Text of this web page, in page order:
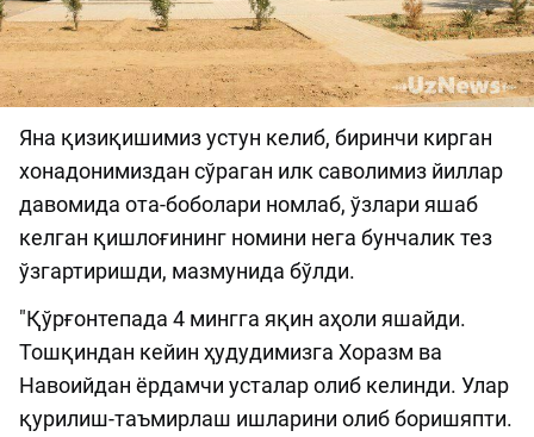
Яна қизиқишимиз устун келиб, биринчи кирган
хонадонимиздан сўраган илк саволимиз йиллар
давомида ота-боболари номлаб, ўзлари яшаб
келган қишлоғининг номини нега бунчалик тез
ўзгартиришди, мазмунида бўлди.
"Қўрғонтепада 4 мингга яқин аҳоли яшайди.
Тошқиндан кейин ҳудудимизга Хоразм ва
Навоийдан ёрдамчи усталар олиб келинди. Улар
қурилиш-таъмирлаш ишларини олиб боришяпти.